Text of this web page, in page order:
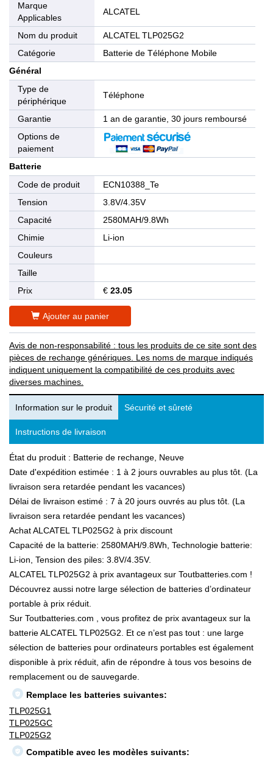
Marque
Applicables
ALCATEL
Nom du produit
ALCATEL TLP025G2
Catégorie
Batterie de Téléphone Mobile
Général
Type de
périphérique
Téléphone
Garantie
1 an de garantie, 30 jours remboursé
Options de
paiement
Batterie
Code de produit
ECN10388_Te
Tension
3.8V/4.35V
Capacité
2580MAH/9.8Wh
Chimie
Li-ion
Couleurs
Taille
Prix
€ 23.05
Ajouter au panier
Avis de non-responsabilité : tous les produits de ce site sont des
pièces de rechange génériques. Les noms de marque indiqués
indiquent uniquement la compatibilité de ces produits avec
diverses machines.
Information sur le produit Sécurité et sûreté
Instructions de livraison
État du produit : Batterie de rechange, Neuve
Date d'expédition estimée : 1 à 2 jours ouvrables au plus tôt. (La
livraison sera retardée pendant les vacances)
Délai de livraison estimé : 7 à 20 jours ouvrés au plus tôt. (La
livraison sera retardée pendant les vacances)
Achat ALCATEL TLP025G2 à prix discount
Capacité de la batterie: 2580MAH/9.8Wh, Technologie batterie:
Li-ion, Tension des piles: 3.8V/4.35V.
ALCATEL TLP025G2 à prix avantageux sur Toutbatteries.com !
Découvrez aussi notre large sélection de batteries d’ordinateur
portable à prix réduit.
Sur Toutbatteries.com , vous profitez de prix avantageux sur la
batterie ALCATEL TLP025G2. Et ce n’est pas tout : une large
sélection de batteries pour ordinateurs portables est également
disponible à prix réduit, afin de répondre à tous vos besoins de
remplacement ou de sauvegarde.
Remplace les batteries suivantes:
TLP025G1
TLP025GC
TLP025G2
Compatible avec les modèles suivants: